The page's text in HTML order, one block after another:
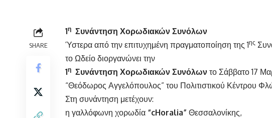
SHARE
1η Συνάντηση Χορωδιακών Συνόλων
Ύστερα από την επιτυχημένη πραγματοποίηση της 1ης
το Ωδείο διοργανώνει την
1η Συνάντηση Χορωδιακών Συνόλων το Σάββατο 17
“Θεόδωρος Αγγελόπουλος” του Πολιτιστικού Κέντρου
Στη συνάντηση μετέχουν:
η γαλλόφωνη χορωδία “cHoralia” Θεσσαλονίκης,